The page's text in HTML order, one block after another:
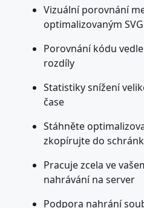
Vizuální porovnání
optimalizovaným SVG
Porovnání kódu
rozdíly
Statistiky snížení
čase
Stáhněte
zkopírujte do
Pracuje zcela ve
nahrávání na server
Podpora nahrání